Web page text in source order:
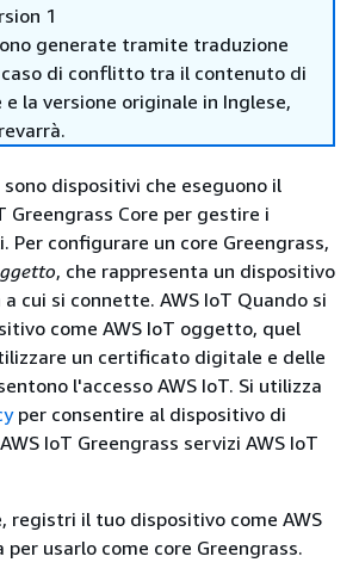
1
generate tramite traduzione
di conflitto tra il contenuto di
la versione originale in Inglese,
sono dispositivi che eseguono il
Greengrass Core per gestire i
Per configurare un core Greengrass,
, che rappresenta un dispositivo
cui si connette. AWS IoT Quando si
come AWS IoT oggetto, quel
un certificato digitale e delle
l'accesso AWS IoT. Si utilizza
per consentire al dispositivo di
IoT Greengrass servizi AWS IoT
registri il tuo dispositivo come AWS
per usarlo come core Greengrass.